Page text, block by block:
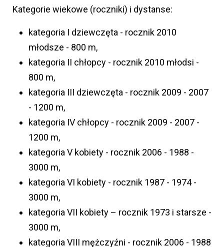
Kategorie wiekowe (roczniki) i dystanse:
kategoria I dziewczęta - rocznik 2010
młodsze - 800 m,
kategoria II chłopcy - rocznik 2010 młodsi -
800 m,
kategoria III dziewczęta - rocznik 2009 - 2007
- 1200 m,
kategoria IV chłopcy - rocznik 2009 - 2007 -
1200 m,
kategoria V kobiety - rocznik 2006 - 1988 -
3000 m,
kategoria VI kobiety - rocznik 1987 - 1974 -
3000 m,
kategoria VII kobiety – rocznik 1973 i starsze -
3000 m,
kategoria VIII mężczyźni - rocznik 2006 - 1988